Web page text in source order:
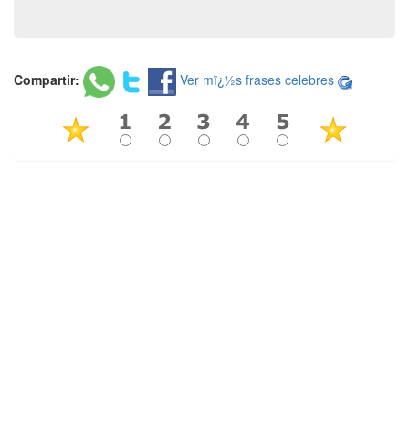
Compartir: Ver mï¿½s frases celebres